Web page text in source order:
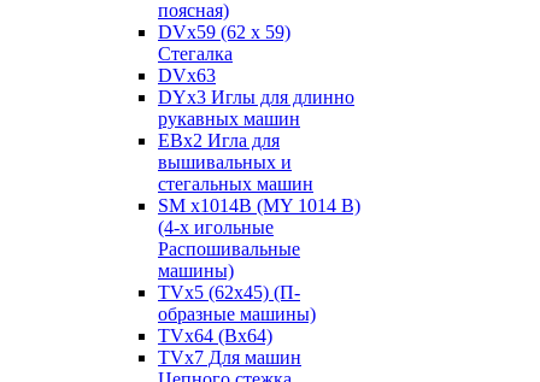
поясная)
DVx59 (62 x 59)
Стегалка
DVx63
DYx3 Иглы для длинно
рукавных машин
EBx2 Игла для
вышивальных и
стегальных машин
SM x1014B (MY 1014 B)
(4-х игольные
Распошивальные
машины)
TVх5 (62х45) (П-
образные машины)
TVх64 (Вх64)
TVх7 Для машин